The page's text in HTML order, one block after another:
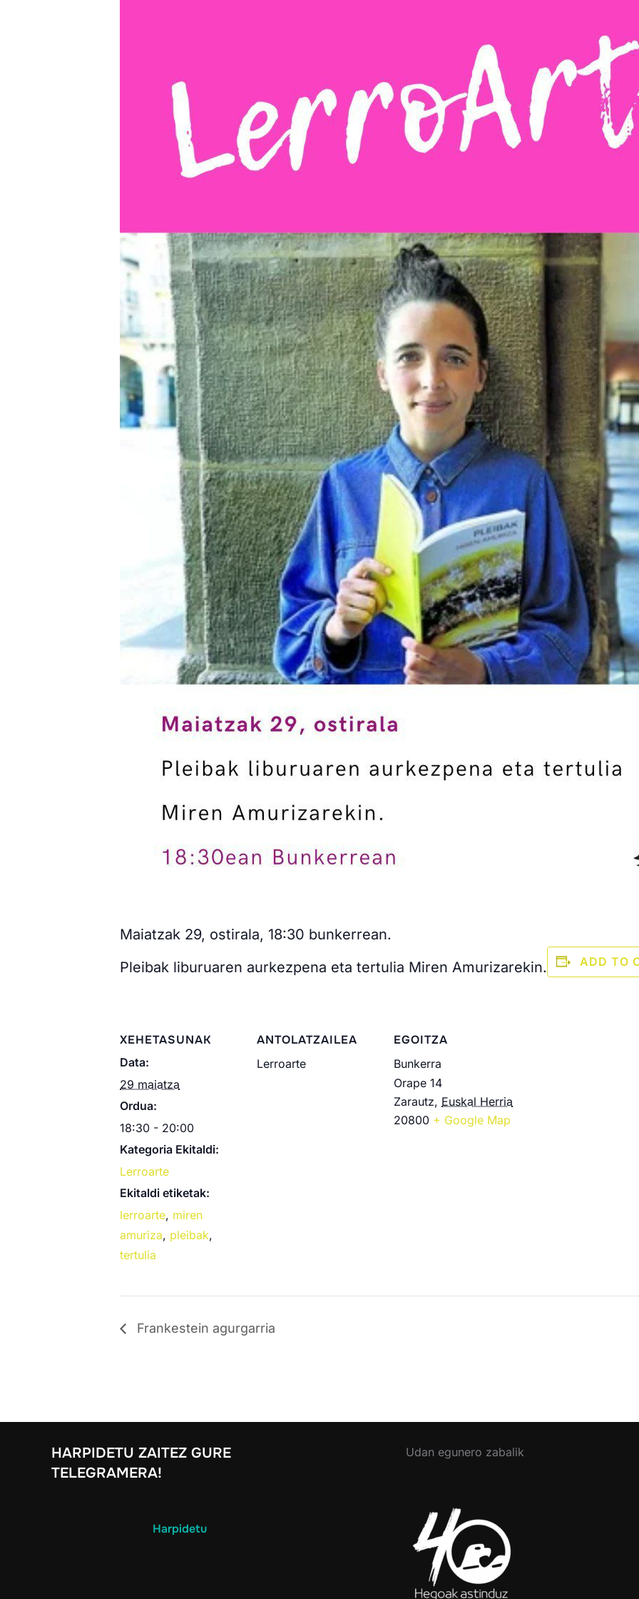
Maiatzak 29, ostirala, 18:30 bunkerrean.
Pleibak liburuaren aurkezpena eta tertulia Miren Amurizarekin.
ADD TO
XEHETASUNAK
Data:
29 maiatza
Ordua:
18:30 - 20:00
Kategoria Ekitaldi:
Lerroarte
Ekitaldi etiketak:
lerroarte, miren
amuriza, pleibak,
tertulia
ANTOLATZAILEA
Lerroarte
EGOITZA
Bunkerra
Orape 14
Zarautz, Euskal Herria
20800 + Google Map
Frankestein agurgarria
HARPIDETU ZAITEZ GURE
TELEGRAMERA!
Harpidetu
Udan egunero zabalik